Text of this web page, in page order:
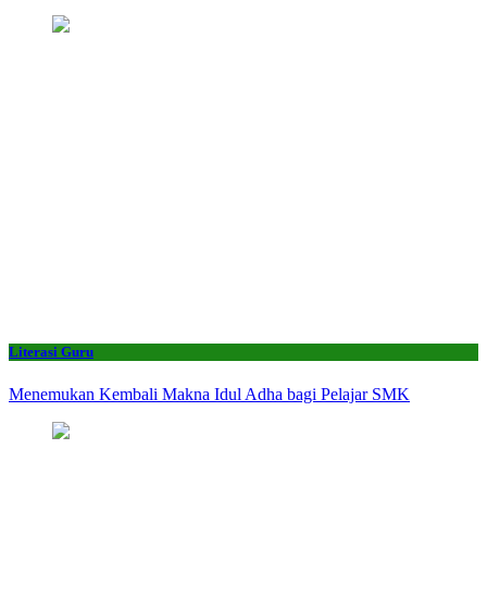
Literasi Guru
Menemukan Kembali Makna Idul Adha bagi Pelajar SMK